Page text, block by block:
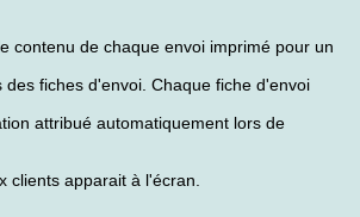
contenu de chaque envoi imprimé pour un
des fiches d'envoi. Chaque fiche d'envoi
attribué automatiquement lors de
clients apparait à l'écran.